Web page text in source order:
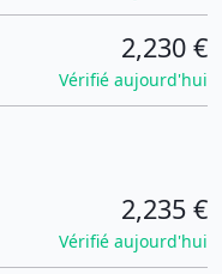
2,230 €
Vérifié aujourd'hui
2,235 €
Vérifié aujourd'hui